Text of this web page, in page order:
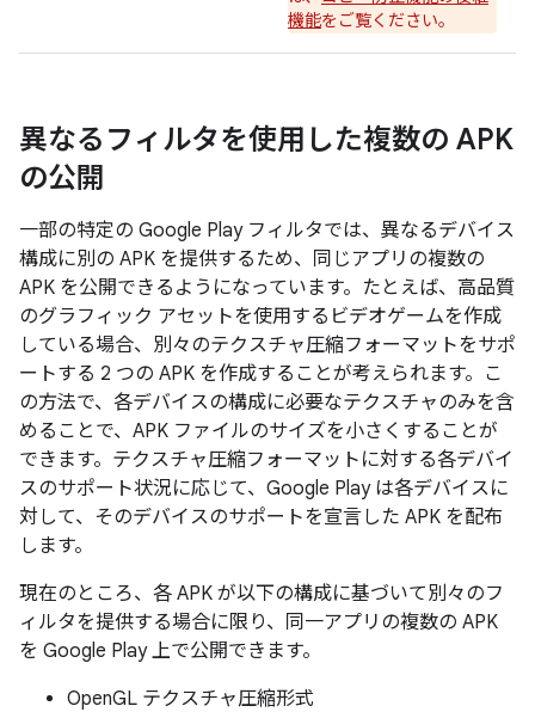
機能をご覧ください。
異なるフィルタを使用した複数の APK
の公開
一部の特定の Google Play フィルタでは、異なるデバイス
構成に別の APK を提供するため、同じアプリの複数の
APK を公開できるようになっています。たとえば、高品質
のグラフィック アセットを使用するビデオゲームを作成
している場合、別々のテクスチャ圧縮フォーマットをサポ
ートする 2 つの APK を作成することが考えられます。こ
の方法で、各デバイスの構成に必要なテクスチャのみを含
めることで、APK ファイルのサイズを小さくすることが
できます。テクスチャ圧縮フォーマットに対する各デバイ
スのサポート状況に応じて、Google Play は各デバイスに
対して、そのデバイスのサポートを宣言した APK を配布
します。
現在のところ、各 APK が以下の構成に基づいて別々のフ
ィルタを提供する場合に限り、同一アプリの複数の APK
を Google Play 上で公開できます。
OpenGL テクスチャ圧縮形式